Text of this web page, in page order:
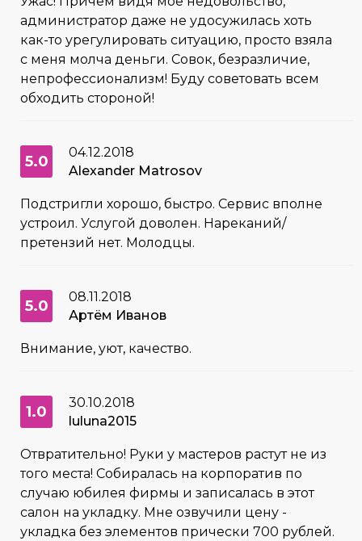
администратор даже не удосужилась хоть
как-то урегулировать ситуацию, просто взяла
с меня молча деньги. Совок, безразличие,
непрофессионализм! Буду советовать всем
обходить стороной!
5.0
04.12.2018
Alexander Matrosov
Подстригли хорошо, быстро. Сервис вполне
устроил. Услугой доволен. Нареканий/
претензий нет. Молодцы.
5.0
08.11.2018
Артём Иванов
Внимание, уют, качество.
1.0
30.10.2018
luluna2015
Отвратительно! Руки у мастеров растут не из
того места! Собиралась на корпоратив по
случаю юбилея фирмы и записалась в этот
салон на укладку. Мне озвучили цену -
укладка без элементов прически 700 рублей.